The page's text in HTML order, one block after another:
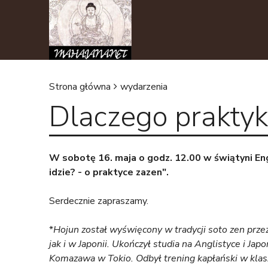
J
e
s
t
e
ś
Strona główna wydarzenia
Dlaczego
W sobotę 16. maja o godz. 12.00 w świątyni
idzie? - o praktyce zazen".
Serdecznie zapraszamy.
*Hojun został wyświęcony w tradycji soto zen
jak i w Japonii. Ukończył studia na Anglistyce i
Komazawa w Tokio. Odbył trening kapłański w